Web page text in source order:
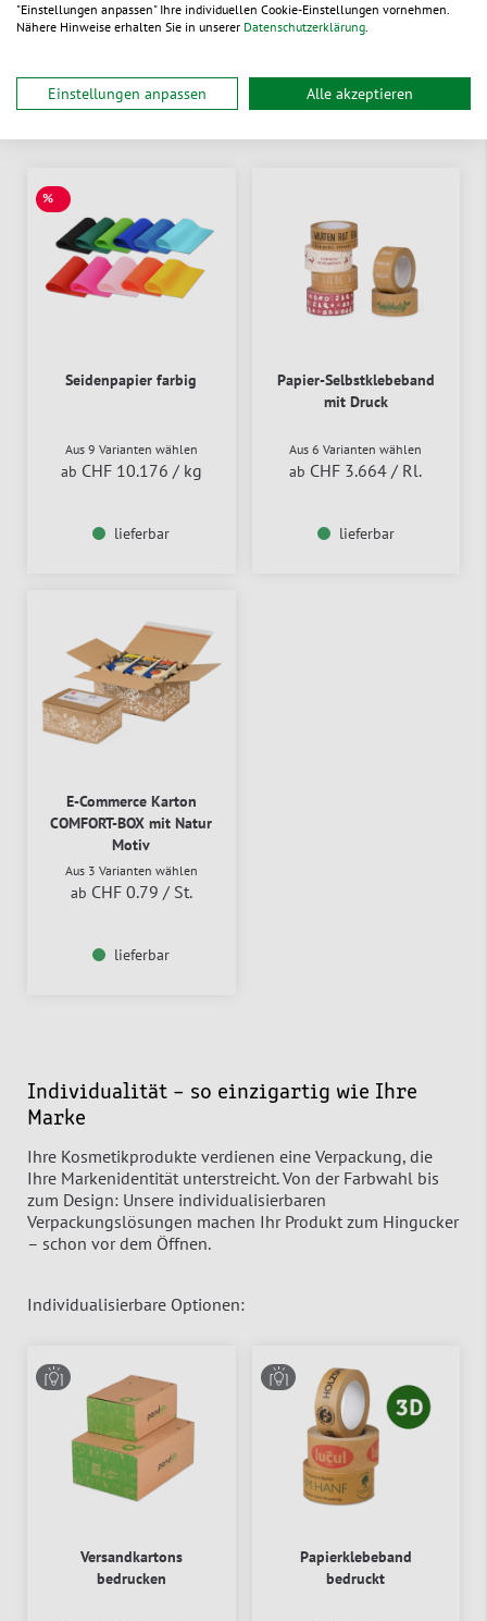
mit farblich abgestimmtem Seidenpapier, gebrandetem
%
Seidenpapier farbig
Aus 9 Varianten wählen
ab CHF 10.176 / kg
lieferbar
Papier-Selbstklebeband
mit Druck
Aus 6 Varianten wählen
ab CHF 3.664 / Rl.
lieferbar
E-Commerce Karton
COMFORT-BOX mit Natur
Motiv
Aus 3 Varianten wählen
ab CHF 0.79 / St.
lieferbar
Individualität – so einzigartig wie Ihre
Marke
Ihre Kosmetikprodukte verdienen eine Verpackung, die
Ihre Markenidentität unterstreicht. Von der Farbwahl bis
zum Design: Unsere individualisierbaren
Verpackungslösungen machen Ihr Produkt zum Hingucker
– schon vor dem Öffnen.
Individualisierbare Optionen:
Versandkartons
bedrucken
Papierklebeband
bedruckt
"Einstellungen anpassen" Ihre individuellen Cookie-Einstellungen vornehmen.
Nähere Hinweise erhalten Sie in unserer Datenschutzerklärung.
Einstellungen anpassen Alle akzeptieren